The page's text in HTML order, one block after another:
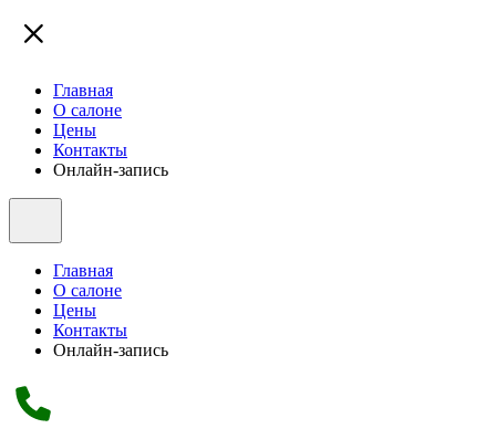
Главная
О салоне
Цены
Контакты
Онлайн-запись
Главная
О салоне
Цены
Контакты
Онлайн-запись